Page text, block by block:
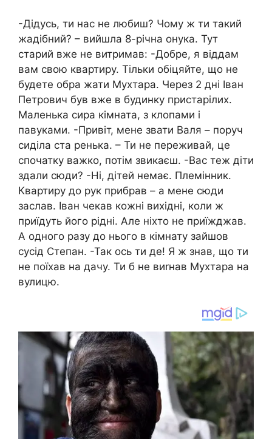
-Дідусь, ти нас не любиш? Чому ж ти такий
жадібний? – вийшла 8-річна онука. Тут
старий вже не витримав: -Добре, я віддам
вам свою квартиру. Тільки обіцяйте, що не
будете обра жати Мухтара. Через 2 дні Іван
Петрович був вже в будинку пристарілих.
Маленька сира кімната, з клопами і
павуками. -Привіт, мене звати Валя – поруч
сиділа ста ренька. – Ти не переживай, це
спочатку важко, потім звикаєш. -Вас теж діти
здали сюди? -Ні, дітей немає. Племінник.
Квартиру до рук прибрав – а мене сюди
заслав. Іван чекав кожні вихідні, коли ж
приїдуть його рідні. Але ніхто не приїжджав.
А одного разу до нього в кімнату зайшов
сусід Степан. -Так ось ти де! Я ж знав, що ти
не поїхав на дачу. Ти б не виrнав Мухтара на
вулицю.